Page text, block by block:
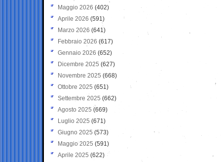
Maggio 2026 (402)
Aprile 2026 (591)
Marzo 2026 (641)
Febbraio 2026 (617)
Gennaio 2026 (652)
Dicembre 2025 (627)
Novembre 2025 (668)
Ottobre 2025 (651)
Settembre 2025 (662)
Agosto 2025 (669)
Luglio 2025 (671)
Giugno 2025 (573)
Maggio 2025 (591)
Aprile 2025 (622)